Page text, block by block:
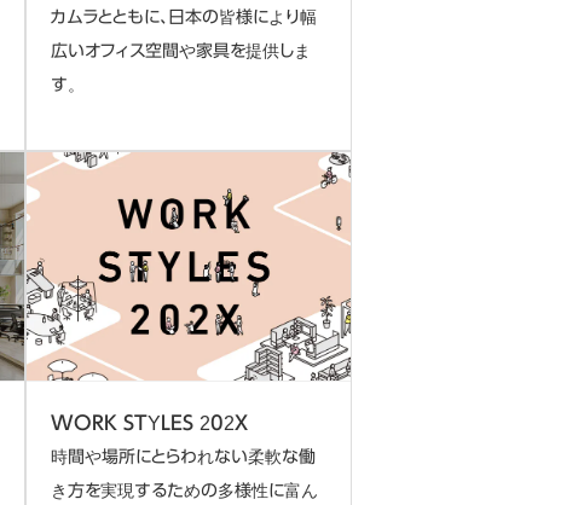
カムラとともに、日本の皆様により幅
広いオフィス空間や家具を提供しま
す。
WORK STYLES 202X
時間や場所にとらわれない柔軟な働
き方を実現するための多様性に富ん